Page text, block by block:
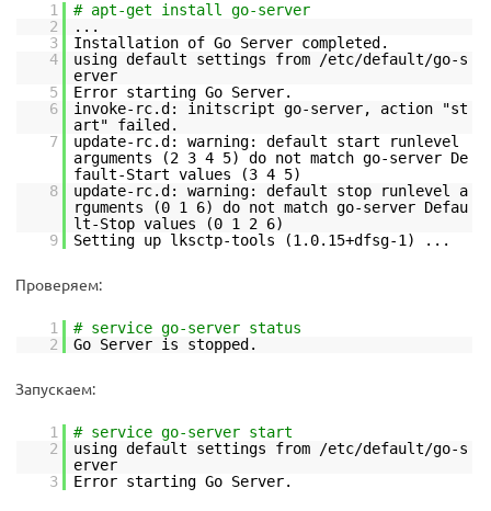
1
# apt-get install go-server
2
...
3
Installation of Go Server completed.
4
using default settings from /etc/default/go-s
erver
5
Error starting Go Server.
6
invoke-rc.d: initscript go-server, action "st
art" failed.
7
update-rc.d: warning: default start runlevel
arguments (2 3 4 5) do not match go-server De
fault-Start values (3 4 5)
8
update-rc.d: warning: default stop runlevel a
rguments (0 1 6) do not match go-server Defau
lt-Stop values (0 1 2 6)
9
Setting up lksctp-tools (1.0.15+dfsg-1) ...
Проверяем:
1
# service go-server status
2
Go Server is stopped.
Запускаем:
1
# service go-server start
2
using default settings from /etc/default/go-s
erver
3
Error starting Go Server.